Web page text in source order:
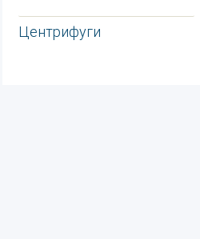
Центрифуги